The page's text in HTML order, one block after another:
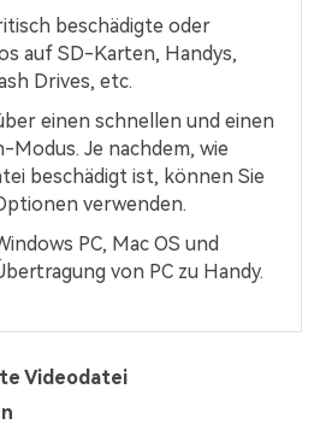
beschädigte oder
auf SD-Karten, Handys,
Drives, etc.
einen schnellen und einen
Je nachdem, wie
beschädigt ist, können Sie
verwenden.
PC, Mac OS und
von PC zu Handy.
Videodatei